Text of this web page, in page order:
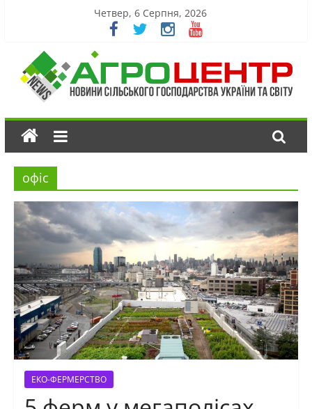
Четвер, 6 Серпня, 2026
офіс
ЕКО-ФЕРМЕРСТВО